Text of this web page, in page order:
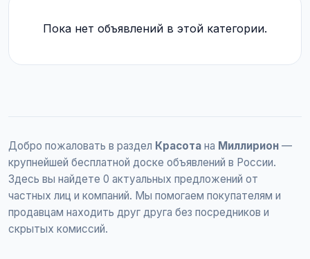
Пока нет объявлений в этой категории.
Добро пожаловать в раздел Красота на Миллирион —
крупнейшей бесплатной доске объявлений в России.
Здесь вы найдете 0 актуальных предложений от
частных лиц и компаний. Мы помогаем покупателям и
продавцам находить друг друга без посредников и
скрытых комиссий.